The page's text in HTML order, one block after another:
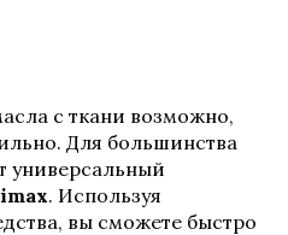
с ткани возможно,
Для большинства
универсальный
. Используя
вы сможете быстро